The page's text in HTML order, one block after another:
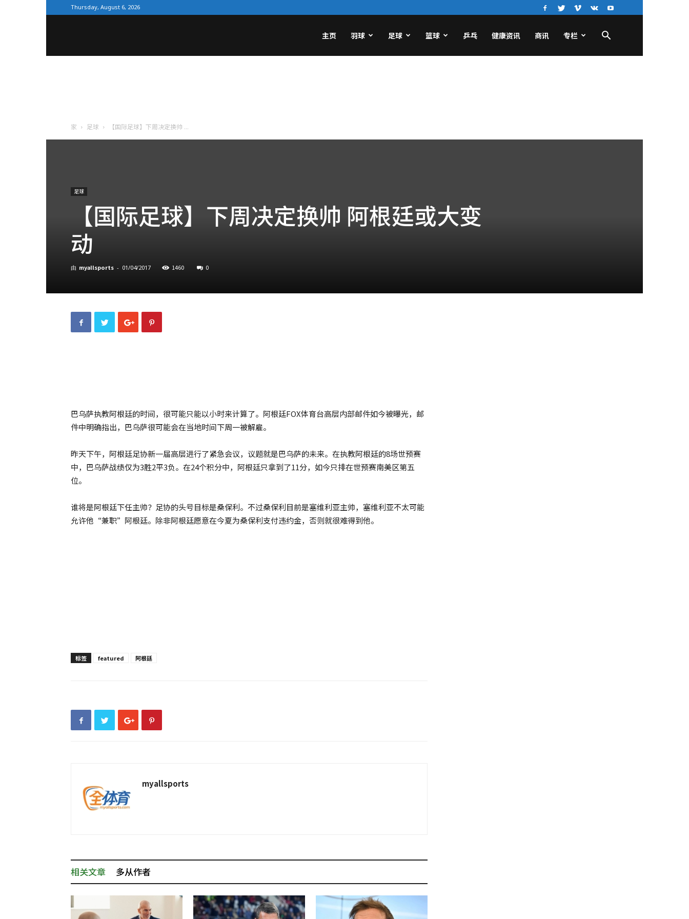
Thursday, August 6, 2026
主页 羽球 足球 篮球 乒乓 健康资讯 商讯 专栏
家 足球 【国际足球】下周决定换帅 ...
足球
【国际足球】下周决定换帅 阿根廷或大变
动
由 myallsports - 01/04/2017 1460 0
巴乌萨执教阿根廷的时间，很可能只能以小时来计算了。阿根廷FOX体育台高层内部邮件如今被曝光，邮
件中明确指出，巴乌萨很可能会在当地时间下周一被解雇。
昨天下午，阿根廷足协新一届高层进行了紧急会议，议题就是巴乌萨的未来。在执教阿根廷的8场世预赛
中，巴乌萨战绩仅为3胜2平3负。在24个积分中，阿根廷只拿到了11分，如今只排在世预赛南美区第五
位。
谁将是阿根廷下任主帅？足协的头号目标是桑保利。不过桑保利目前是塞维利亚主帅，塞维利亚不太可能
允许他“兼职”阿根廷。除非阿根廷愿意在今夏为桑保利支付违约金，否则就很难得到他。
标签 featured 阿根廷
myallsports
相关文章 多从作者